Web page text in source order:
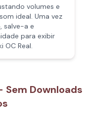
volumes e
ideal. Uma vez
salve-a e
para exibir
OC Real.
Downloads